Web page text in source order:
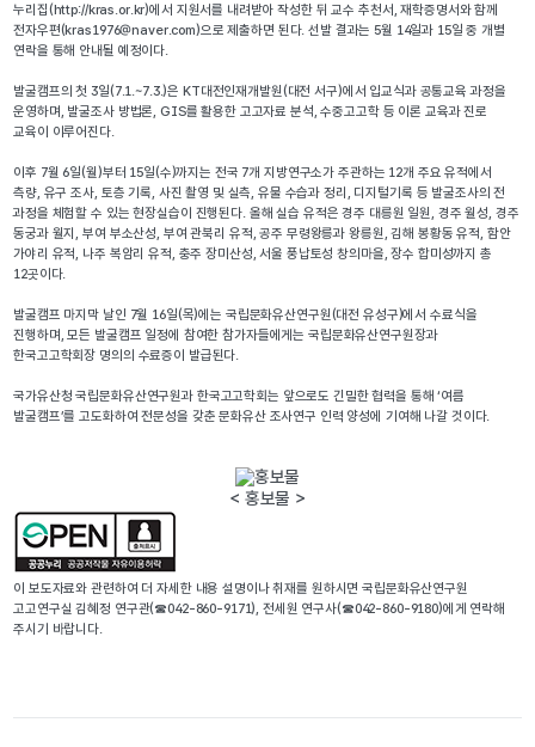
누리집(http://kras.or.kr)에서 지원서를 내려받아 작성한 뒤 교수 추천서, 재학증명서와 함께
전자우편(kras1976@naver.com)으로 제출하면 된다. 선발 결과는 5월 14일과 15일 중 개별
연락을 통해 안내될 예정이다.
발굴캠프의 첫 3일(7.1.~7.3.)은 KT대전인재개발원(대전 서구)에서 입교식과 공통교육 과정을
운영하며, 발굴조사 방법론, GIS를 활용한 고고자료 분석, 수중고고학 등 이론 교육과 진로
교육이 이루어진다.
이후 7월 6일(월)부터 15일(수)까지는 전국 7개 지방연구소가 주관하는 12개 주요 유적에서
측량, 유구 조사, 토층 기록, 사진 촬영 및 실측, 유물 수습과 정리, 디지털기록 등 발굴조사의 전
과정을 체험할 수 있는 현장실습이 진행된다. 올해 실습 유적은 경주 대릉원 일원, 경주 월성, 경주
동궁과 월지, 부여 부소산성, 부여 관북리 유적, 공주 무령왕릉과 왕릉원, 김해 봉황동 유적, 함안
가야리 유적, 나주 복암리 유적, 충주 장미산성, 서울 풍납토성 창의마을, 장수 합미성까지 총
12곳이다.
발굴캠프 마지막 날인 7월 16일(목)에는 국립문화유산연구원(대전 유성구)에서 수료식을
진행하며, 모든 발굴캠프 일정에 참여한 참가자들에게는 국립문화유산연구원장과
한국고고학회장 명의의 수료증이 발급된다.
국가유산청 국립문화유산연구원과 한국고고학회는 앞으로도 긴밀한 협력을 통해 ‘여름
발굴캠프’를 고도화하여 전문성을 갖춘 문화유산 조사연구 인력 양성에 기여해 나갈 것이다.
< 홍보물 >
이 보도자료와 관련하여 더 자세한 내용 설명이나 취재를 원하시면 국립문화유산연구원
고고연구실 김혜정 연구관(☎042-860-9171), 전세원 연구사(☎042-860-9180)에게 연락해
주시기 바랍니다.